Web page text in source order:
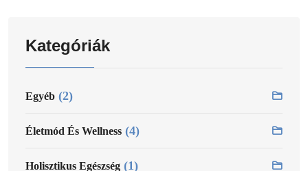
Kategóriák
Egyéb (2)
Életmód És Wellness (4)
Holisztikus Egészség (1)